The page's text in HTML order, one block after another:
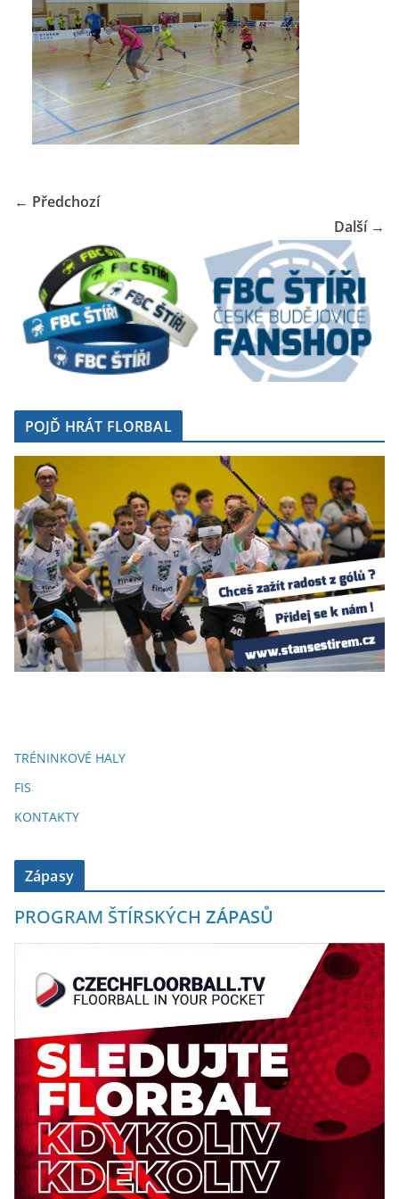
← Předchozí
Další →
POJĎ HRÁT FLORBAL
TRÉNINKOVÉ HALY
FIS
KONTAKTY
Zápasy
PROGRAM ŠTÍRSKÝCH ZÁPASŮ